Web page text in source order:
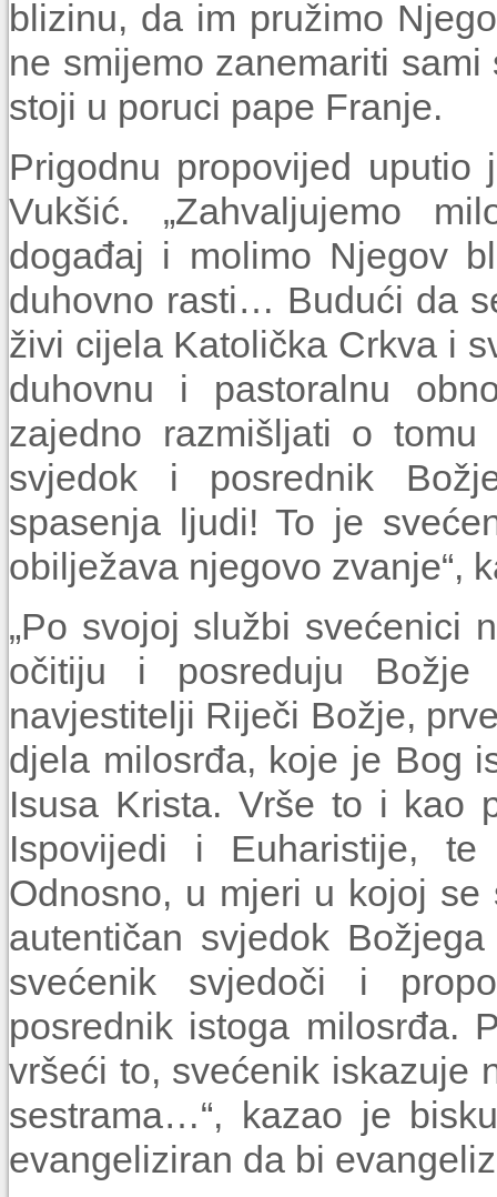
blizinu, da im pružimo
ne smijemo zanemariti
stoji u poruci pape Franje.
Prigodnu propovijed
Vukšić. „Zahvaljujemo
događaj i molimo Njegov
duhovno rasti… Budući da
živi cijela Katolička Crkva i
duhovnu i pastoralnu
zajedno razmišljati o
svjedok i posrednik
spasenja ljudi! To je
obilježava njegovo zvanje“,
„Po svojoj službi svećenici
očitiju i posreduju Božje
navjestitelji Riječi Božje,
djela milosrđa, koje je Bog
Isusa Krista. Vrše to i kao
Ispovijedi i Euharistije,
Odnosno, u mjeri u kojoj
autentičan svjedok
svećenik svjedoči i
posrednik istoga milosrđa.
vršeći to, svećenik iskazuje
sestrama…“, kazao je
evangeliziran da bi